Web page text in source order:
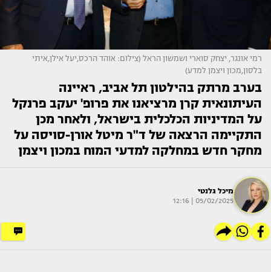
רמי אונגר, יצחק סוארי ושמשון הראל (צילום: אוהד הרכס,יעל אילן,איתי
בלסון,מכון ויצמן למדע)
בערב מרתק בהילטון תל אביב, ראיינה
העיתונאית קרן מרציאנו את פרופ' יעקב פרנקל
על המדיניות הכלכלית בישראל, ולאחר מכן
התקיימה הרצאה של ד"ר מיטל אורן-סויסה על
מחקר חדש במחלקה למדעי המוח במכון ויצמן
מיכל גלנטי
05/02/2025 | 12:16